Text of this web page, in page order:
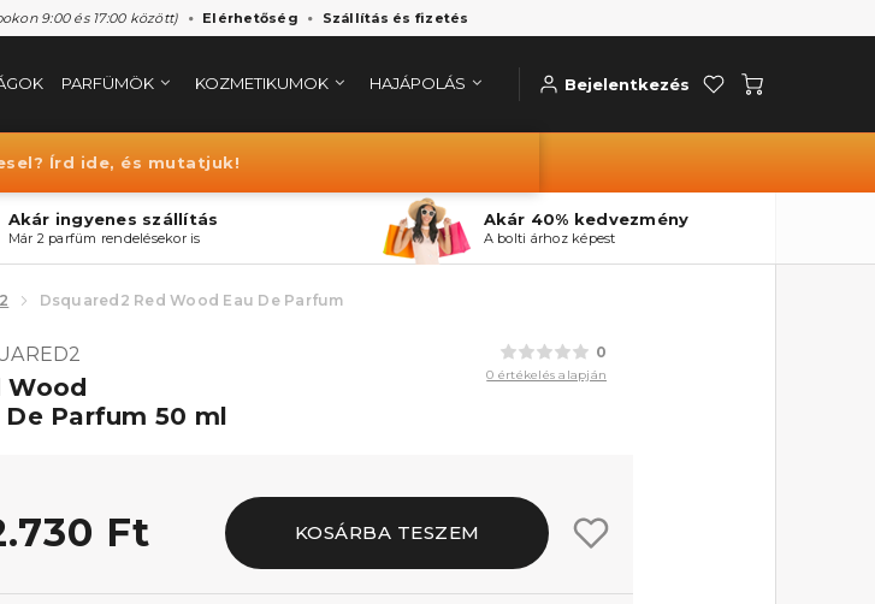
9:00 és 17:00 között) Elérhetőség Szállítás és fizetés
PARFÜMÖK KOZMETIKUMOK HAJÁPOLÁS Bejelentkezés
Írd ide, és mutatjuk!
Akár ingyenes szállítás
Már 2 parfüm rendelésekor is
Akár 40% kedvezmény
A bolti árhoz képest
Dsquared2 Red Wood Eau De Parfum
0
0 értékelés alapján
Wood
De Parfum 50 ml
Ft KOSÁRBA TESZEM